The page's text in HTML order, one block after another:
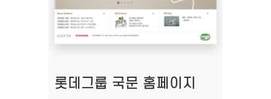
롯데그룹 국문 홈페이지